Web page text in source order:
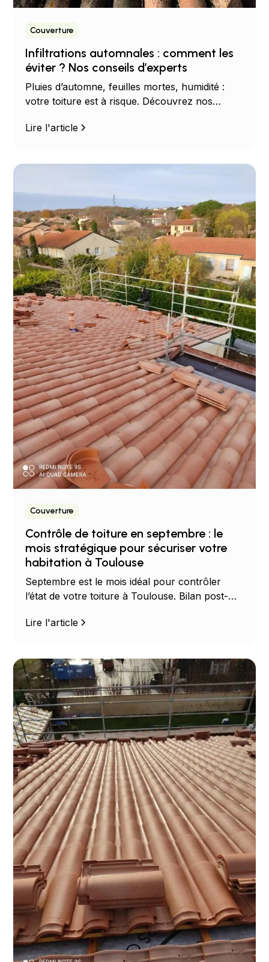
Couverture
Infiltrations automnales : comment les
éviter ? Nos conseils d’experts
Pluies d’automne, feuilles mortes, humidité :
votre toiture est à risque. Découvrez nos
avant qu’il ne soit trop tard.
Lire l'article
Couverture
Contrôle de toiture en septembre : le
mois stratégique pour sécuriser votre
habitation à Toulouse
Septembre est le mois idéal pour contrôler
l’état de votre toiture à Toulouse. Bilan post-
pourquoi agir
Lire l'article